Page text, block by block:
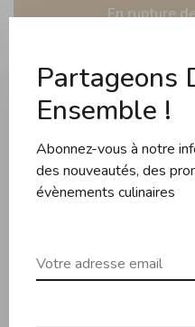
En rupture
Expédition
Planche Arbol en noyer et
Partageons
Ensemble !
Abonnez-vous à notre
des nouveautés, des
évènements culinaires